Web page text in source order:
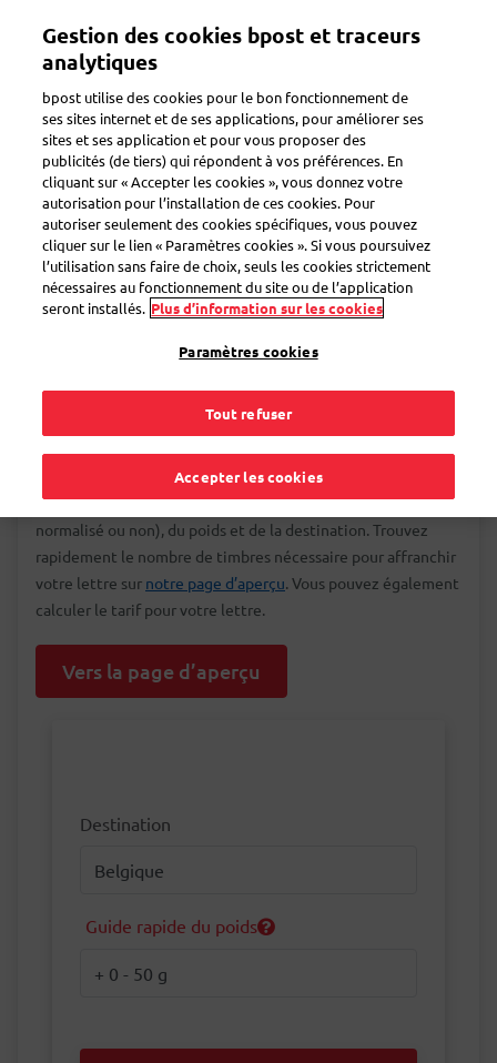
contenu
Toggle navigation
Préparation
Comment affranchir
ma lettre
correctement ?
Pour envoyer une lettre, vous avez besoin de timbres. Le
nombre et le type de timbres dépendent du format (envoi
normalisé ou non), du poids et de la destination. Trouvez
rapidement le nombre de timbres nécessaire pour affranchir
votre lettre sur notre page d’aperçu. Vous pouvez également
calculer le tarif pour votre lettre.
Vers la page d’aperçu
Destination
Guide rapide du poids
Gestion des cookies bpost et traceurs
analytiques
bpost utilise des cookies pour le bon fonctionnement de
ses sites internet et de ses applications, pour améliorer ses
sites et ses application et pour vous proposer des
publicités (de tiers) qui répondent à vos préférences. En
cliquant sur « Accepter les cookies », vous donnez votre
autorisation pour l’installation de ces cookies. Pour
autoriser seulement des cookies spécifiques, vous pouvez
cliquer sur le lien « Paramètres cookies ». Si vous poursuivez
l’utilisation sans faire de choix, seuls les cookies strictement
nécessaires au fonctionnement du site ou de l’application
seront installés. Plus d’information sur les cookies
Paramètres cookies
Tout refuser
Accepter les cookies